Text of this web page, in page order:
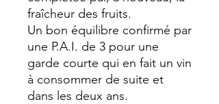
fraîcheur des fruits.
Un bon équilibre confirmé par
une P.A.I. de 3 pour une
garde courte qui en fait un vin
à consommer de suite et
dans les deux ans.